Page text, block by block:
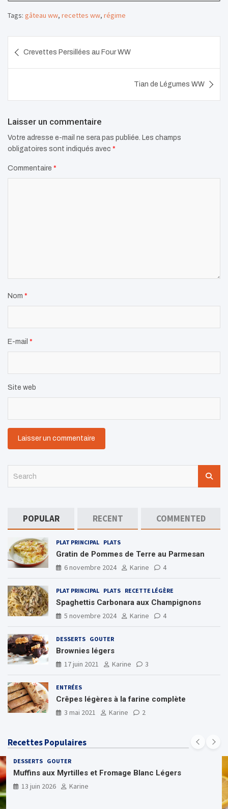
Tags: gâteau ww, recettes ww, régime
de
Crevettes Persillées au Four WW
Tian de Légumes WW
Laisser un commentaire
Votre adresse e-mail ne sera pas publiée. Les champs
obligatoires sont indiqués avec *
Commentaire *
Nom *
E-mail *
Site web
POPULAR RECENT COMMENTED
PLAT PRINCIPAL PLATS
Gratin de Pommes de Terre au Parmesan
6 novembre 2024
Karine 4
PLAT PRINCIPAL PLATS RECETTE LÉGÈRE
Spaghettis Carbonara aux Champignons
5 novembre 2024
Karine 4
DESSERTS GOUTER
Brownies légers
17 juin 2021
Karine 3
ENTRÉES
Crêpes légères à la farine complète
3 mai 2021
Karine 2
Recettes Populaires
DESSERTS GOUTER
Muffins aux Myrtilles et Fromage Blanc Légers
13 juin 2026
Karine